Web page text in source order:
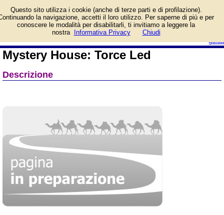
guida
House: Torce Led e
prezzo di vendita.
Prodotto da Cranio Creations
Mystery House: Torce Led
Descrizione
Questo sito utilizza i cookie (anche di terze parti e di profilazione).
la navigazione, accetti il loro utilizzo. Per saperne di più e per
conoscere le modalità per disabilitarli, ti invitiamo a leggere la
nostra
Informativa Privacy Chiudi